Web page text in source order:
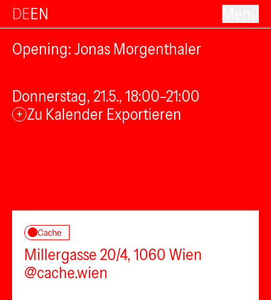
DEEN
Opening: Jonas Morgenthaler
Donnerstag, 21.5., 18:00–21:00
+ Zu Kalender Exportieren
Cache
Millergasse 20/4, 1060 Wien
@cache.wien